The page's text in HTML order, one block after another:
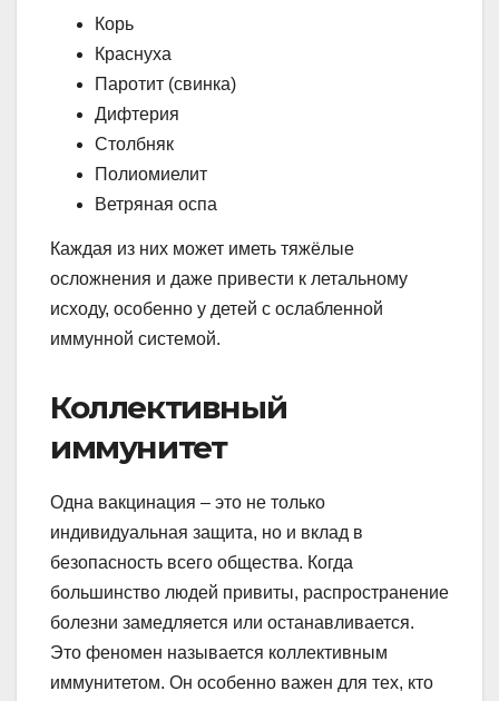
Корь
Краснуха
Паротит (свинка)
Дифтерия
Столбняк
Полиомиелит
Ветряная оспа
Каждая из них может иметь тяжёлые
осложнения и даже привести к летальному
исходу, особенно у детей с ослабленной
иммунной системой.
Коллективный
иммунитет
Одна вакцинация – это не только
индивидуальная защита, но и вклад в
безопасность всего общества. Когда
большинство людей привиты, распространение
болезни замедляется или останавливается.
Это феномен называется коллективным
иммунитетом. Он особенно важен для тех, кто